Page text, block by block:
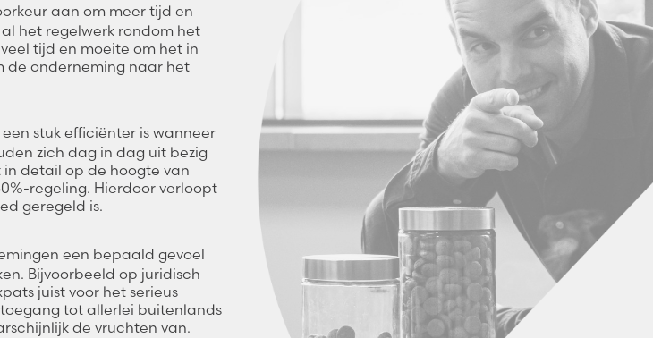
aan om meer tijd en
het regelwerk rondom het
tijd en moeite om het in
de onderneming naar het
stuk efficiënter is wanneer
zich dag in dag uit bezig
in detail op de hoogte van
regeling. Hierdoor verloopt
geregeld is.
een bepaald gevoel
Bijvoorbeeld op juridisch
juist voor het serieus
tot allerlei buitenlands
de vruchten van.